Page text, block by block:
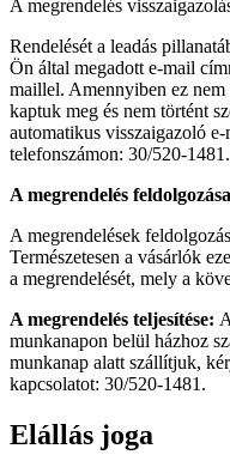
A megrendelés
Rendelését a leadás
Ön által megadott e-mail
maillel. Amennyiben ez
kaptuk meg és nem történt
automatikus visszaigazoló
telefonszámon: 30/520-1481.
A megrendelés
A megrendelések
Természetesen a vásárlók
a megrendelését, mely a
A megrendelés teljesítése:
munkanapon belül házhoz
munkanap alatt szállítjuk,
kapcsolatot: 30/520-1481.
Elállás joga